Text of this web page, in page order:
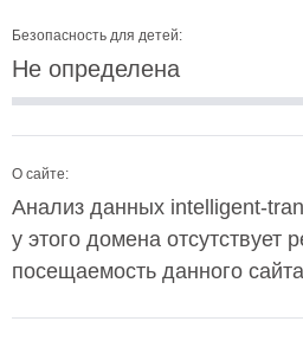
Безопасность для детей:
Не определена
О сайте:
Анализ данных intelligent-
у этого домена отсутствует
посещаемость данного